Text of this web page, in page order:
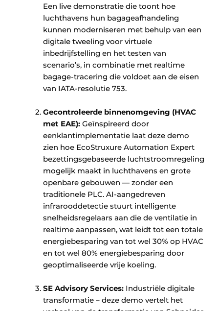
Een live demonstratie die toont hoe
luchthavens hun bagageafhandeling
kunnen moderniseren met behulp van een
digitale tweeling voor virtuele
inbedrijfstelling en het testen van
scenario’s, in combinatie met realtime
bagage-tracering die voldoet aan de eisen
van IATA-resolutie 753. ​ ​
Gecontroleerde binnenomgeving (HVAC
met EAE): Geïnspireerd door
eenklantimplementatie laat deze demo
zien hoe EcoStruxure Automation Expert
bezettingsgebaseerde luchtstroomregeling
mogelijk maakt in luchthavens en grote
openbare gebouwen — zonder een
traditionele PLC. AI-aangedreven
infrarooddetectie stuurt intelligente
snelheidsregelaars aan die de ventilatie in
realtime aanpassen, wat leidt tot een totale
energiebesparing van tot wel 30% op HVAC
en tot wel 80% energiebesparing door
geoptimaliseerde vrije koeling. ​ ​
SE Advisory Services: Industriële digitale
transformatie – deze demo vertelt het